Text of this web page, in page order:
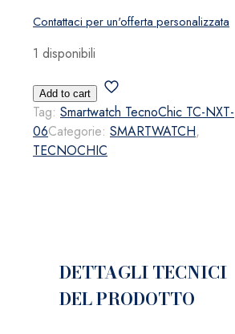
Contattaci per un'offerta personalizzata
1 disponibili
Smartwatch
TecnoChic
TC-
NXT-
06
Add to cart
Tag: Smartwatch TecnoChic TC-NXT-
06Categorie: SMARTWATCH,
TECNOCHIC
DETTAGLI TECNICI
DEL PRODOTTO